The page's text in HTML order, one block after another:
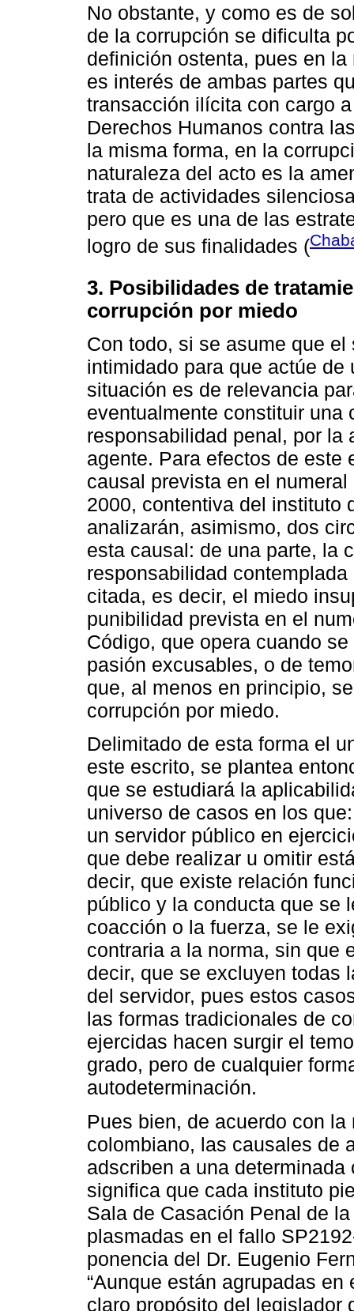
No obstante, y como es de
de la corrupción se dificulta
definición ostenta, pues en
es interés de ambas partes
transacción ilícita con cargo
Derechos Humanos contra
la misma forma, en la
naturaleza del acto es la
trata de actividades
pero que es una de las
logro de sus finalidades (
3. Posibilidades de
corrupción por miedo
Con todo, si se asume que
intimidado para que actúe
situación es de relevancia
eventualmente constituir una
responsabilidad penal, por la
agente. Para efectos de este
causal prevista en el
2000, contentiva del instituto
analizarán, asimismo, dos
esta causal: de una parte, la
responsabilidad
citada, es decir, el miedo
punibilidad prevista en el
Código, que opera cuando
pasión excusables, o de
que, al menos en principio,
corrupción por miedo.
Delimitado de esta forma el
este escrito, se plantea
que se estudiará la
universo de casos en los
un servidor público en
que debe realizar u omitir
decir, que existe relación
público y la conducta que se
coacción o la fuerza, se le
contraria a la norma, sin que
decir, que se excluyen todas
del servidor, pues estos
las formas tradicionales de
ejercidas hacen surgir el
grado, pero de cualquier
autodeterminación.
Pues bien, de acuerdo con
colombiano, las causales de
adscriben a una
significa que cada instituto
Sala de Casación Penal de
plasmadas en el fallo
ponencia del Dr. Eugenio
“Aunque están agrupadas
claro propósito del legislador